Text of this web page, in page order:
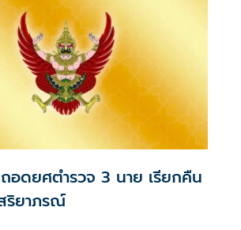
ถอดยศตำรวจ 3 นาย เรียกคืน
ริยาภรณ์